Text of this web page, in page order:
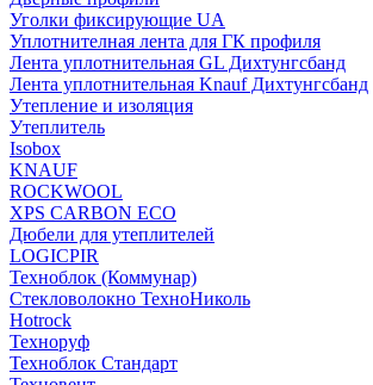
Уголки фиксирующие UA
Уплотнителная лента для ГК профиля
Лента уплотнительная GL Дихтунгсбанд
Лента уплотнительная Knauf Дихтунгсбанд
Утепление и изоляция
Утеплитель
Isobox
KNAUF
ROCKWOOL
XPS CARBON ECO
Дюбели для утеплителей
LOGICPIR
Техноблок (Коммунар)
Стекловолокно ТехноНиколь
Hotrock
Технoруф
Техноблок Стандарт